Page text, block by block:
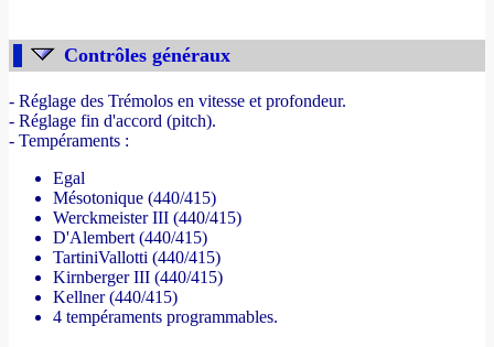
Contrôles généraux
- Réglage des Trémolos en vitesse et profondeur.
- Réglage fin d'accord (pitch).
- Tempéraments :
Egal
Mésotonique (440/415)
Werckmeister III (440/415)
D'Alembert (440/415)
TartiniVallotti (440/415)
Kirnberger III (440/415)
Kellner (440/415)
4 tempéraments programmables.